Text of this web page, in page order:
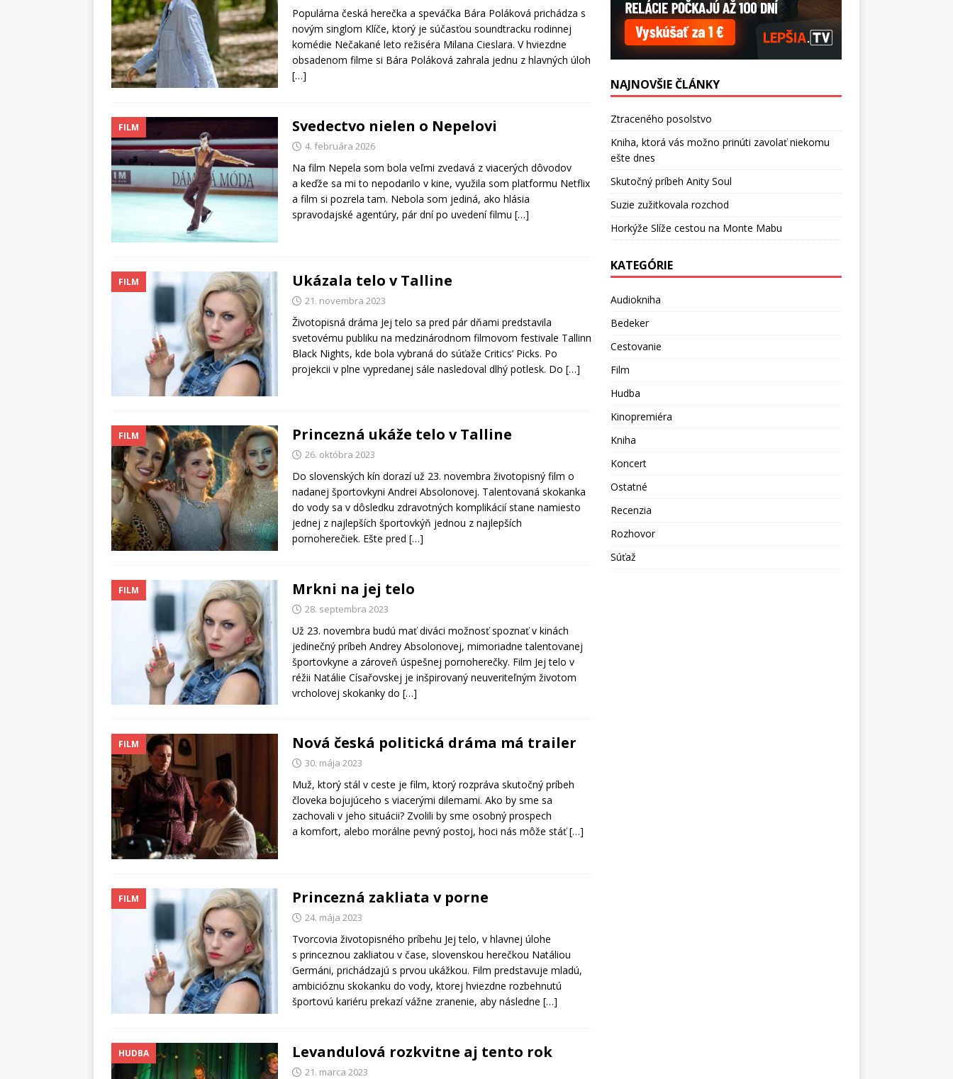
Populárna česká herečka a speváčka Bára Poláková prichádza s
novým singlom Klíče, ktorý je súčasťou soundtracku rodinnej
komédie Nečakané leto režiséra Milana Cieslara. V hviezdne
obsadenom filme si Bára Poláková zahrala jednu z hlavných úloh
[…]
FILM Svedectvo nielen o Nepelovi
4. februára 2026
Na film Nepela som bola veľmi zvedavá z viacerých dôvodov
a keďže sa mi to nepodarilo v kine, využila som platformu Netflix
a film si pozrela tam. Nebola som jediná, ako hlásia
spravodajské agentúry, pár dní po uvedení filmu […]
FILM Ukázala telo v Talline
21. novembra 2023
Životopisná dráma Jej telo sa pred pár dňami predstavila
svetovému publiku na medzinárodnom filmovom festivale Tallinn
Black Nights, kde bola vybraná do súťaže Critics’ Picks. Po
projekcii v plne vypredanej sále nasledoval dlhý potlesk. Do […]
FILM Princezná ukáže telo v Talline
26. októbra 2023
Do slovenských kín dorazí už 23. novembra životopisný film o
nadanej športovkyni Andrei Absolonovej. Talentovaná skokanka
do vody sa v dôsledku zdravotných komplikácií stane namiesto
jednej z najlepších športovkýň jednou z najlepších
pornoherečiek. Ešte pred […]
FILM Mrkni na jej telo
28. septembra 2023
Už 23. novembra budú mať diváci možnosť spoznať v kinách
jedinečný príbeh Andrey Absolonovej, mimoriadne talentovanej
športovkyne a zároveň úspešnej pornoherečky. Film Jej telo v
réžii Natálie Císařovskej je inšpirovaný neuveriteľným životom
vrcholovej skokanky do […]
FILM Nová česká politická dráma má trailer
30. mája 2023
Muž, ktorý stál v ceste je film, ktorý rozpráva skutočný príbeh
človeka bojujúceho s viacerými dilemami. Ako by sme sa
zachovali v jeho situácii? Zvolili by sme osobný prospech
a komfort, alebo morálne pevný postoj, hoci nás môže stáť[…]
FILM Princezná zakliata v porne
24. mája 2023
Tvorcovia životopisného príbehu Jej telo, v hlavnej úlohe
s princeznou zakliatou v čase, slovenskou herečkou Natáliou
Germáni, prichádzajú s prvou ukážkou. Film predstavuje mladú,
ambicióznu skokanku do vody, ktorej hviezdne rozbehnutú
športovú kariéru prekazí vážne zranenie, aby následne […]
HUDBA Levandulová rozkvitne aj tento rok
21. marca 2023
NAJNOVŠIE ČLÁNKY
Ztraceného posolstvo
Kniha, ktorá vás možno prinúti zavolať niekomu
ešte dnes
Skutočný príbeh Anity Soul
Suzie zužitkovala rozchod
Horkýže Slíže cestou na Monte Mabu
KATEGÓRIE
Audiokniha
Bedeker
Cestovanie
Film
Hudba
Kinopremiéra
Kniha
Koncert
Ostatné
Recenzia
Rozhovor
Súťaž